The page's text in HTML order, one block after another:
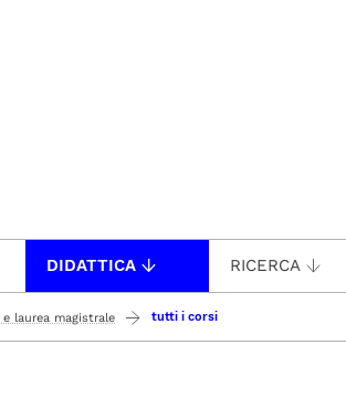
DIDATTICA RICERCA
laurea magistrale tutti i corsi